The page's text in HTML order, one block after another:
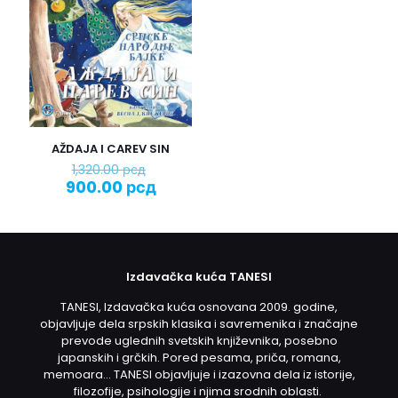
Sačuvaj moje ime, e-poštu i veb mesto u ovom
pregledaču veba za sledeći put kada komentarišem.
AŽDAJA I CAREV SIN
1,320.00рсд
cena
je
1,320.00 рсд.
900.00 рсдTrenutna
900.00 рсд.
Izdavačka kuća TANESI
TANESI, Izdavačka kuća osnovana 2009. godine,
objavljuje dela srpskih klasika i savremenika i značajne
prevode uglednih svetskih književnika, posebno
japanskih i grčkih. Pored pesama, priča, romana,
memoara... TANESI objavljuje i izazovna dela iz istorije,
filozofije, psihologije i njima srodnih oblasti.